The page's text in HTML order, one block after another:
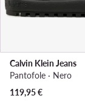
Calvin Klein Jeans
Pantofole · Nero
119,95€